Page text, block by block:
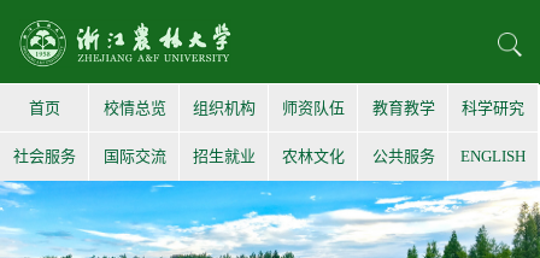
首页 校情总览 组织机构 师资队伍 教育教学 科学研究
社会服务 国际交流 招生就业 农林文化 公共服务 ENGLISH